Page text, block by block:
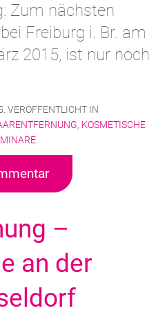
Zum nächsten
Freiburg i. Br. am
2015, ist nur noch
. VERÖFFENTLICHT IN
, KOSMETISCHE
.
–
an der